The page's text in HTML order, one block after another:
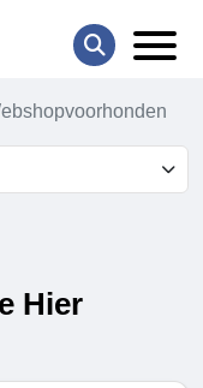
Hier